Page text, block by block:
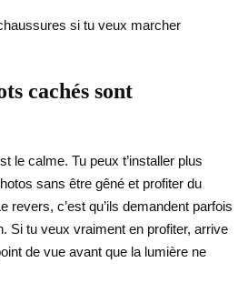
si tu veux marcher
cachés sont
le calme. Tu peux t’installer plus
sans être gêné et profiter du
revers, c’est qu’ils demandent parfois
Si tu veux vraiment en profiter, arrive
de vue avant que la lumière ne